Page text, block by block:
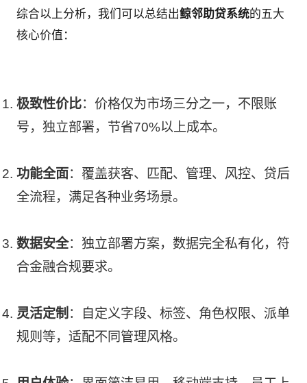
综合以上分析，我们可以总结出鲸邻助贷系统的五大
核心价值：
极致性价比：价格仅为市场三分之一，不限账
号，独立部署，节省70%以上成本。
功能全面：覆盖获客、匹配、管理、风控、贷后
全流程，满足各种业务场景。
数据安全：独立部署方案，数据完全私有化，符
合金融合规要求。
灵活定制 ：自定义字段、标签、角色权限、派单
规则等，适配不同管理风格。